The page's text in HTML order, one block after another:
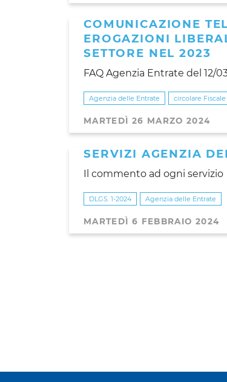
COMUNICAZIONE
EROGAZIONI
SETTORE NEL 2023
FAQ Agenzia Entrate del 12/
Agenzia delle Entrate circolare Fiscale
MARTEDÌ 26 MARZO 2024
SERVIZI AGENZIA
Il commento ad ogni servizio
DLGS. 1-2024 Agenzia delle Entrate
MARTEDÌ 6 FEBBRAIO 2024